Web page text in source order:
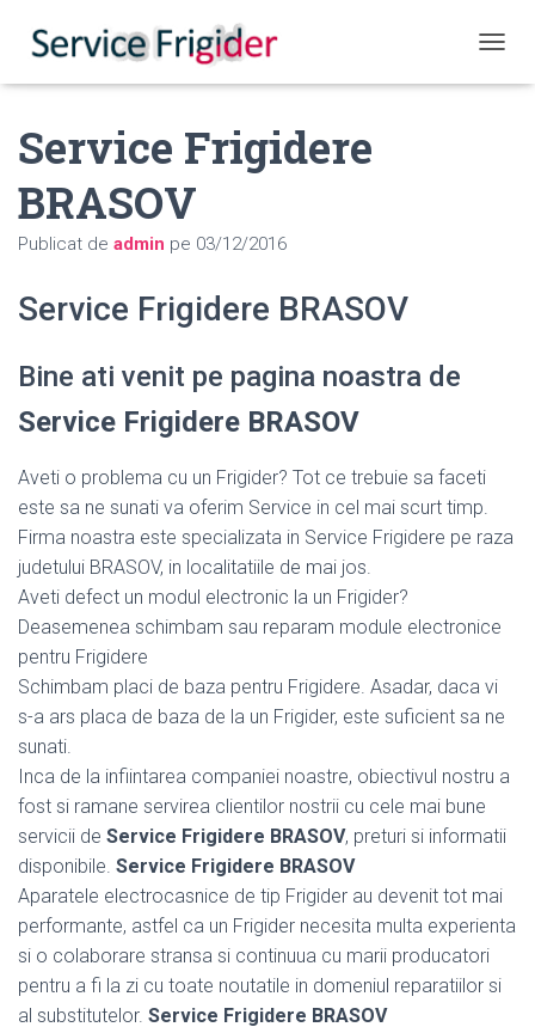
Service Frigidere
BRASOV
Publicat de admin pe 03/12/2016
Service Frigidere BRASOV
Bine ati venit pe pagina noastra de
Service Frigidere BRASOV
Aveti o problema cu un Frigider? Tot ce trebuie sa faceti
este sa ne sunati va oferim Service in cel mai scurt timp.
Firma noastra este specializata in Service Frigidere pe raza
judetului BRASOV, in localitatiile de mai jos.
Aveti defect un modul electronic la un Frigider?
Deasemenea schimbam sau reparam module electronice
pentru Frigidere
Schimbam placi de baza pentru Frigidere. Asadar, daca vi
s-a ars placa de baza de la un Frigider, este suficient sa ne
sunati.
Inca de la infiintarea companiei noastre, obiectivul nostru a
fost si ramane servirea clientilor nostrii cu cele mai bune
servicii de Service Frigidere BRASOV, preturi si informatii
disponibile. Service Frigidere BRASOV
Aparatele electrocasnice de tip Frigider au devenit tot mai
performante, astfel ca un Frigider necesita multa experienta
si o colaborare stransa si continuua cu marii producatori
pentru a fi la zi cu toate noutatile in domeniul reparatiilor si
al substitutelor. Service Frigidere BRASOV